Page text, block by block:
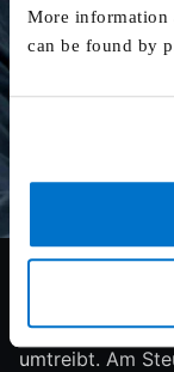
More information
can be found by
Ein Taxi fährt
Die
umtreibt. Am